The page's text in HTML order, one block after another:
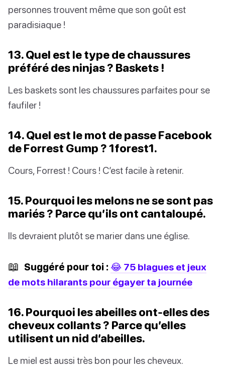
personnes trouvent même que son goût est
paradisiaque !
13. Quel est le type de chaussures
préféré des ninjas ? Baskets !
Les baskets sont les chaussures parfaites pour se
faufiler !
14. Quel est le mot de passe Facebook
de Forrest Gump ? 1forest1.
Cours, Forrest ! Cours ! C’est facile à retenir.
15. Pourquoi les melons ne se sont pas
mariés ? Parce qu’ils ont cantaloupé.
Ils devraient plutôt se marier dans une église.
📖 Suggéré pour toi : 😂 75 blagues et jeux
de mots hilarants pour égayer ta journée
16. Pourquoi les abeilles ont-elles des
cheveux collants ? Parce qu’elles
utilisent un nid d’abeilles.
Le miel est aussi très bon pour les cheveux.